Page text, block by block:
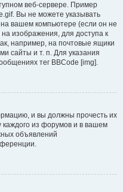
веб-сервере. Пример
Вы не можете указывать
вашем компьютере (если он не
изображения, для доступа к
например, на почтовые ящики
сайты и т. п. Для указания
тег BBCode [img].
и вы должны прочесть их
каждого из форумов и в вашем
объявлений